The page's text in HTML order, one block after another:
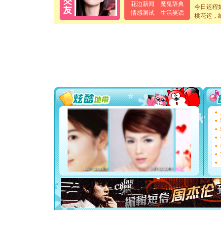
花边新闻
魔鬼辞典
情感测试
生活笑话
颜！冬去
道一声平
能正大光
都要快乐
[圣诞节]
如意,快
[元旦]
看
断电。
你是我
[元旦]
如
起；二
离。水
[元旦] 当
泣，这痛
卖了。水
[春节]风
颜！冬去
道一声平
今日运程
桃花运，